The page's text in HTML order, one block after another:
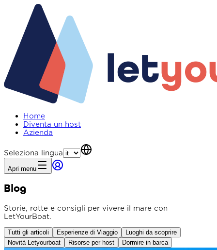
Home
Diventa un host
Azienda
Seleziona lingua
Apri menu
Blog
Storie, rotte e consigli per vivere il mare con
LetYourBoat.
Tutti gli articoli Esperienze di Viaggio
Luoghi da scoprire
Novità Letyourboat
Risorse per host Dormire in barca